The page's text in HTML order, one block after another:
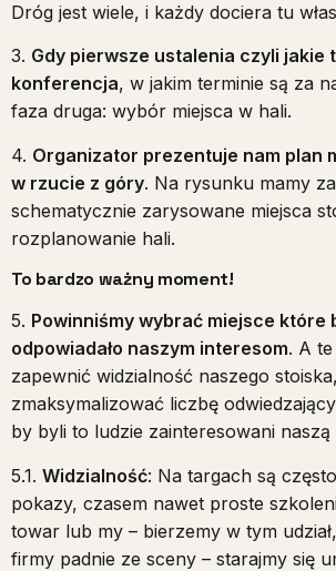
Dróg jest wiele, i każdy dociera tu
3. Gdy pierwsze ustalenia czyli jakie
konferencja, w jakim terminie są za
faza druga: wybór miejsca w hali.
4. Organizator prezentuje nam plan
w rzucie z góry. Na rysunku mamy
schematycznie zarysowane miejsca
rozplanowanie hali.
To bardzo ważny moment!
5. Powinniśmy wybrać miejsce które
odpowiadało naszym interesom. A
zapewnić widzialność naszego stoiska,
zmaksymalizować liczbę
by byli to ludzie zainteresowani naszą
5.1. Widzialność: Na targach są
pokazy, czasem nawet proste
towar lub my – bierzemy w tym
firmy padnie ze sceny – starajmy się